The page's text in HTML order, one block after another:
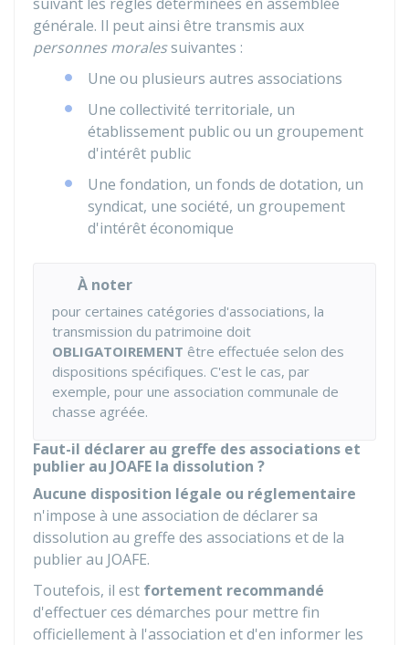
générale. Il peut ainsi être transmis aux
personnes moralessuivantes :
Une ou plusieurs autres associations
Une collectivité territoriale, un
établissement public ou un groupement
d'intérêt public
Une fondation, un fonds de dotation, un
syndicat, une société, un groupement
d'intérêt économique
À noter
pour certaines catégories d'associations, la
transmission du patrimoine doit
OBLIGATOIREMENT être effectuée selon des
dispositions spécifiques. C'est le cas, par
exemple, pour une association communale de
chasse agréée.
Faut-il déclarer au greffe des associations et
publier au JOAFE la dissolution ?
Aucune disposition légale ou réglementaire
n'impose à une association de déclarer sa
dissolution au greffe des associations et de la
publier au JOAFE.
Toutefois, il est fortement recommandé
d'effectuer ces démarches pour mettre fin
officiellement à l'association et d'en informer les